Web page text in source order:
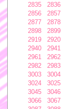
2835
2836
2856
2857
2877
2878
2898
2899
2919
2920
2940
2941
2961
2962
2982
2983
3003
3004
3024
3025
3045
3046
3066
3067